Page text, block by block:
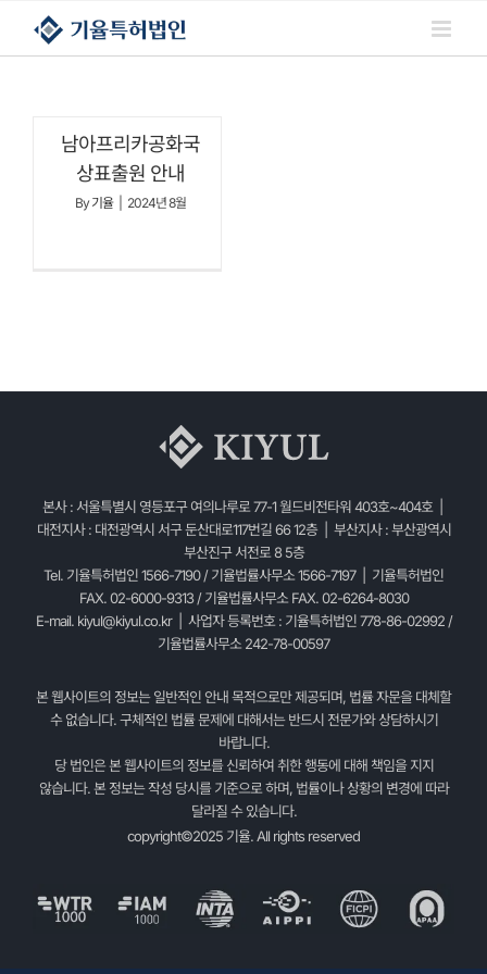
콘텐츠로
건너뛰기
남아프리카공화국
상표출원 안내
By기율 2024년 8월
본사 : 서울특별시 영등포구 여의나루로 77-1 월드비전타워 403호~404호 |
대전지사 : 대전광역시 서구 둔산대로117번길 66 12층 | 부산지사 : 부산광역시
부산진구 서전로 8 5층
Tel. 기율특허법인 1566-7190 / 기율법률사무소 1566-7197 | 기율특허법인
FAX. 02-6000-9313 / 기율법률사무소 FAX. 02-6264-8030
E-mail. kiyul@kiyul.co.kr| 사업자 등록번호 : 기율특허법인 778-86-02992 /
기율법률사무소 242-78-00597
본 웹사이트의 정보는 일반적인 안내 목적으로만 제공되며, 법률 자문을 대체할
수 없습니다. 구체적인 법률 문제에 대해서는 반드시 전문가와 상담하시기
바랍니다.
당 법인은 본 웹사이트의 정보를 신뢰하여 취한 행동에 대해 책임을 지지
않습니다. 본 정보는 작성 당시를 기준으로 하며, 법률이나 상황의 변경에 따라
달라질 수 있습니다.
copyright©2025 기율. All rights reserved